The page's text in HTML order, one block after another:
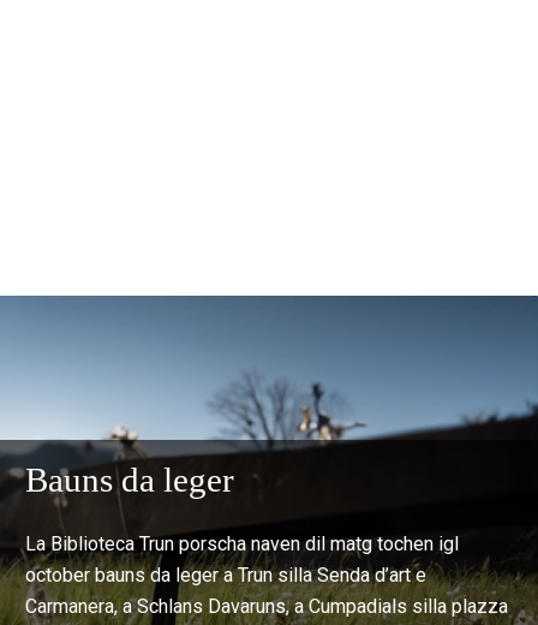
Bauns da leger
La Biblioteca Trun porscha naven dil matg tochen igl
october bauns da leger a Trun silla Senda d’art e
Carmanera, a Schlans Davaruns, a Cumpadials silla plazza